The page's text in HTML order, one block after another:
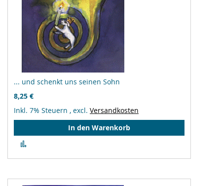
... und schenkt uns seinen Sohn
8,25 €
Inkl. 7% Steuern , excl. Versandkosten
In den Warenkorb
hinzufügen